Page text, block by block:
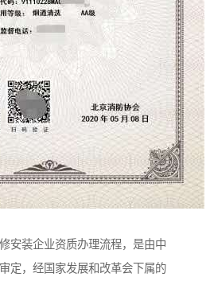
安装企业资质办理流程，是由中
定，经国家发展和改革会下属的